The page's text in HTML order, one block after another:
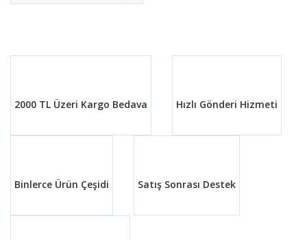
2000 TL Üzeri Kargo Bedava Hızlı Gönderi Hizmeti
Binlerce Ürün Çeşidi Satış Sonrası Destek